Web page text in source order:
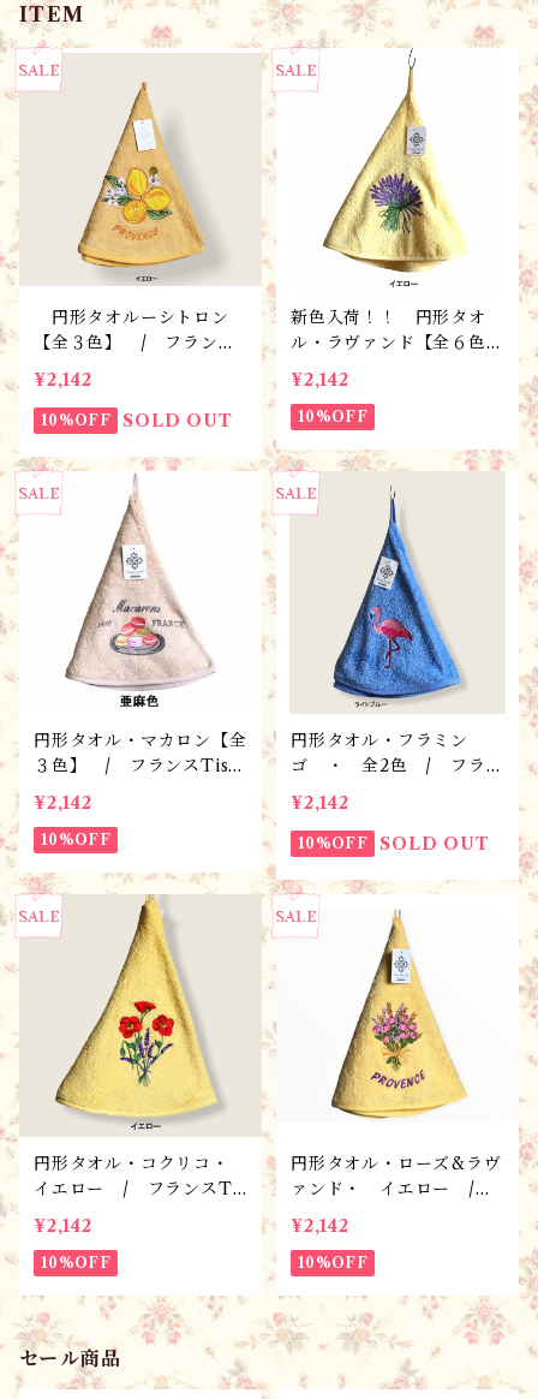
ITEM
円形タオルーシトロン
【全３色】 / フランス
Tisssus-Toselli社 フラン
スのお土産
¥2,142
10%OFF SOLD OUT
新色入荷！！ 円形タオ
ル・ラヴァンド【全６色】
/ フランスTisssus-To
selli社 フランスのお土
産
¥2,142
10%OFF
円形タオル・マカロン【全
３色】 / フランスTisss
us-Toselli社 フランス
のお土産
¥2,142
10%OFF
円形タオル・フラミン
ゴ ・ 全2色 / フラン
スTisssus-Toselli社 フ
ランスのお土産
¥2,142
10%OFF SOLD OUT
円形タオル・コクリコ・
イエロー / フランスTis
ssus-Toselli社 フラン
スのお土産
¥2,142
10%OFF
円形タオル・ローズ&ラヴ
ァンド・ イエロー /
フランスTisssus-Toselli
社 フランスのお土産・プ
ロヴァンス雑貨
¥2,142
10%OFF
セール商品